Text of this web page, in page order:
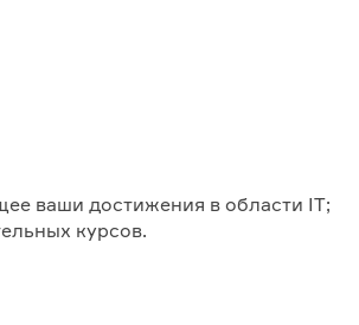
ваши достижения в области IT;
курсов.